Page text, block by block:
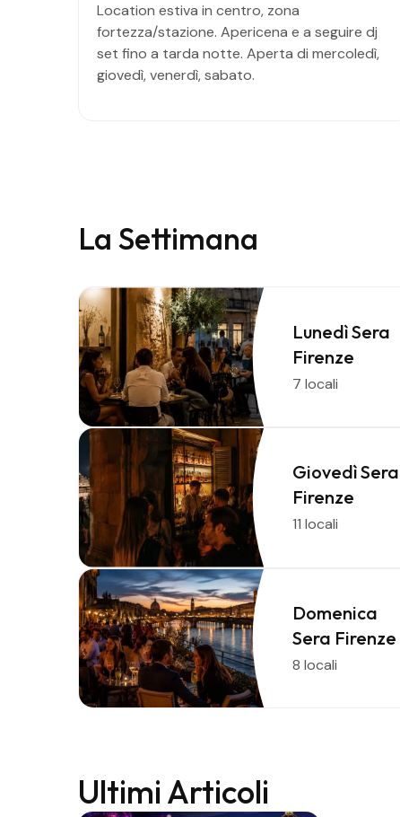
Location estiva in centro, zona
fortezza/stazione. Apericena e a seguire dj
set fino a tarda notte. Aperta di mercoledì,
giovedì, venerdì, sabato.
La Settimana
Lunedì Sera
Firenze
7 locali
Giovedì Sera
Firenze
11 locali
Domenica
Sera Firenze
8 locali
Ultimi Articoli